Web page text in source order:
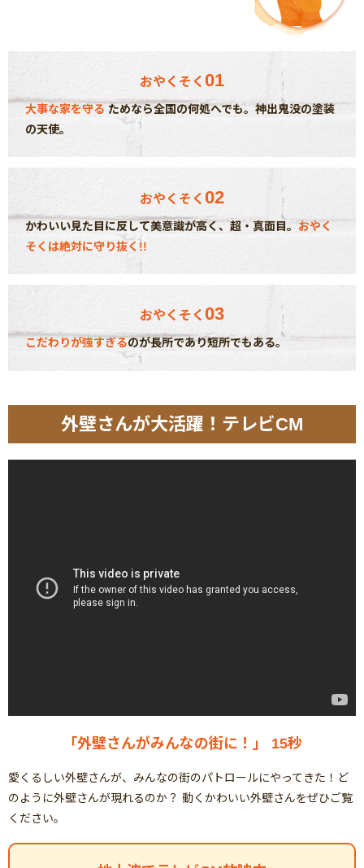
おやくそく 01
大事な家を守る ためなら全国の何処へでも。神出鬼没の塗装
の天使。
おやくそく 02
かわいい見た目に反して美意識が高く、超・真面目。おやく
そくは絶対に守り抜く!!
おやくそく 03
こだわりが強すぎるのが長所であり短所でもある。
外壁さんが大活躍！テレビCM
「外壁さんがみんなの街に！」 15秒
愛くるしい外壁さんが、みんなの街のパトロールにやってきた！ど
のように外壁さんが現れるのか？ 動くかわいい外壁さんをぜひご覧
ください。